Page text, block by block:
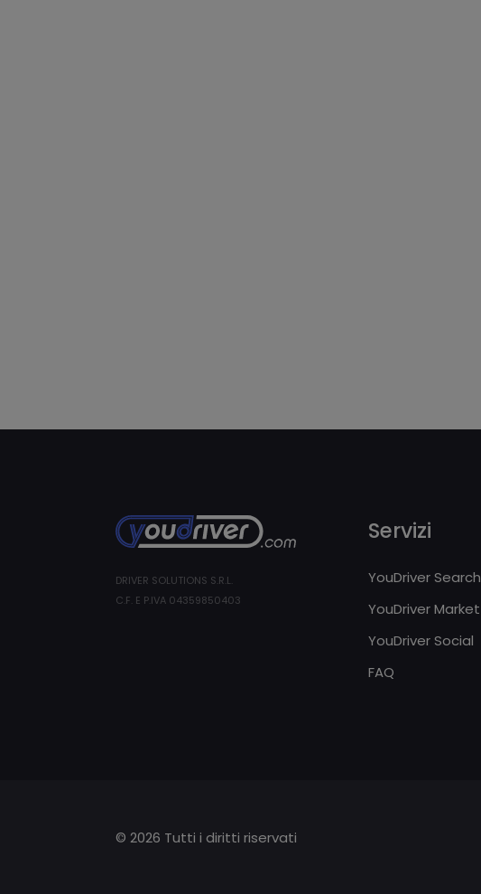
DRIVER SOLUTIONS S.R.L.
C.F. E P.IVA 04359850403
Servizi
YouDriver Search
YouDriver Market
YouDriver Social
FAQ
© 2026 Tutti i diritti riservati